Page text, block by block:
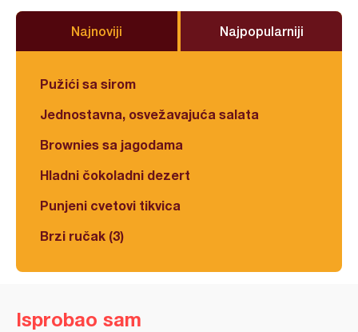
Najnoviji Najpopularniji
Pužići sa sirom
Jednostavna, osvežavajuća salata
Brownies sa jagodama
Hladni čokoladni dezert
Punjeni cvetovi tikvica
Brzi ručak (3)
Isprobao sam